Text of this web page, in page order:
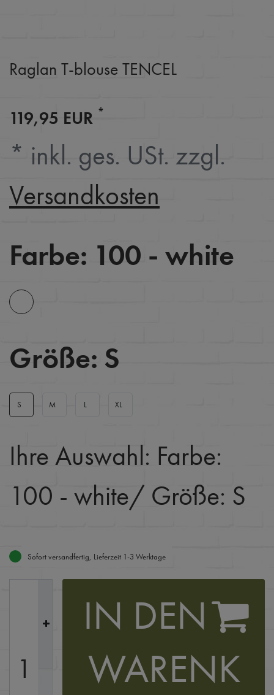
Raglan T-blouse TENCEL
119,95 EUR *
* inkl. ges. USt. zzgl.
Versandkosten
Farbe: 100 - white
Größe: S
S M L XL
Ihre Auswahl: Farbe:
100 - white/ Größe: S
Sofort versandfertig, Lieferzeit 1-3 Werktage
IN DEN
WARENK